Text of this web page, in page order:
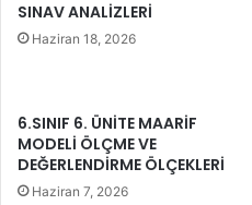
SINAV ANALİZLERİ
Haziran 18, 2026
6.SINIF 6. ÜNİTE MAARİF
MODELİ ÖLÇME VE
DEĞERLENDİRME ÖLÇEKLERİ
Haziran 7, 2026